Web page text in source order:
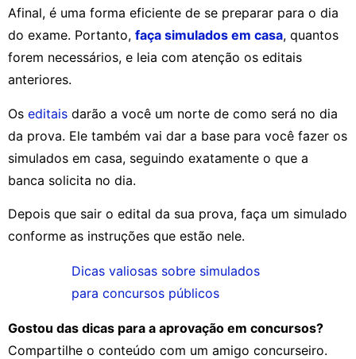
Afinal, é uma forma eficiente de se preparar para o dia
do exame. Portanto, faça simulados em casa, quantos
forem necessários, e leia com atenção os editais
anteriores.
Os editais darão a você um norte de como será no dia
da prova. Ele também vai dar a base para você fazer os
simulados em casa, seguindo exatamente o que a
banca solicita no dia.
Depois que sair o edital da sua prova, faça um simulado
conforme as instruções que estão nele.
Dicas valiosas sobre simulados
para concursos públicos
Gostou das dicas para a aprovação em concursos?
Compartilhe o conteúdo com um amigo concurseiro.